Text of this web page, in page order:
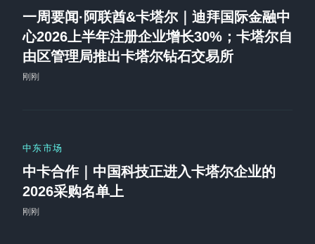
一周要闻·阿联酋&卡塔尔｜迪拜国际金融中
心2026上半年注册企业增长30%；卡塔尔自
由区管理局推出卡塔尔钻石交易所
刚刚
中东市场
中卡合作｜中国科技正进入卡塔尔企业的
2026采购名单上
刚刚